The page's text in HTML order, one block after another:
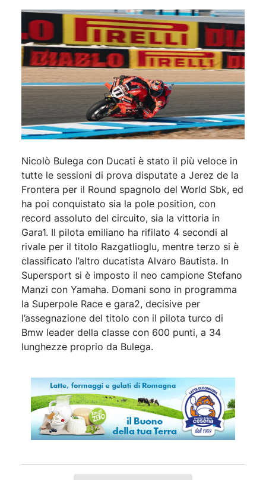
Nicolò Bulega con Ducati è stato il più veloce in
tutte le sessioni di prova disputate a Jerez de la
Frontera per il Round spagnolo del World Sbk, ed
ha poi conquistato sia la pole position, con
record assoluto del circuito, sia la vittoria in
Gara1. Il pilota emiliano ha rifilato 4 secondi al
rivale per il titolo Razgatlioglu, mentre terzo si è
classificato l’altro ducatista Alvaro Bautista. In
Supersport si è imposto il neo campione Stefano
Manzi con Yamaha. Domani sono in programma
la Superpole Race e gara2, decisive per
l’assegnazione del titolo con il pilota turco di
Bmw leader della classe con 600 punti, a 34
lunghezze proprio da Bulega.